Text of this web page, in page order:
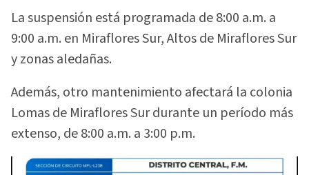
La suspensión está programada de 8:00 a.m. a
9:00 a.m. en Miraflores Sur, Altos de Miraflores Sur
y zonas aledañas.
Además, otro mantenimiento afectará la colonia
Lomas de Miraflores Sur durante un período más
extenso, de 8:00 a.m. a 3:00 p.m.